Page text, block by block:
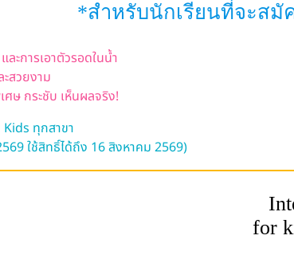
*สำหรับนักเรียนที่จะสมั
ะการเอาตัวรอดในน้ำ
สวยงาม
กระชับ เห็นผลจริง!
ทุกสาขา
ใช้สิทธิ์ได้ถึง 16 สิงหาคม 2569)
for